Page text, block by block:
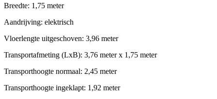
Breedte: 1,75 meter
Aandrijving: elektrisch
Vloerlengte uitgeschoven: 3,96 meter
Transportafmeting (LxB): 3,76 meter x 1,75 meter
Transporthoogte normaal: 2,45 meter
Transporthoogte ingeklapt: 1,92 meter